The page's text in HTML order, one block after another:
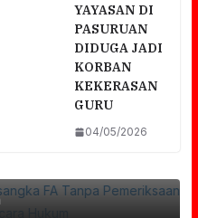
YAYASAN DI
PASURUAN
DIDUGA JADI
KORBAN
KEKERASAN
GURU
04/05/2026
Tersangka FA Tanpa
Tetap Sah